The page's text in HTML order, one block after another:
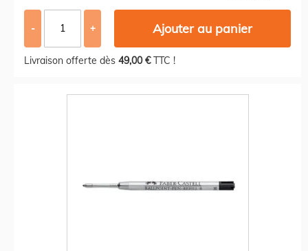
- + Ajouter au panier
Livraison offerte dès 49,00 €TTC !